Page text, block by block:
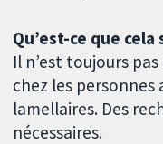
Qu’est-ce que
Il n’est toujours
chez les
lamellaires. Des
nécessaires.